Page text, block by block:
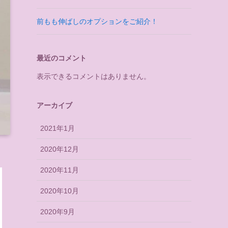
前もも伸ばしのオプションをご紹介！
最近のコメント
表示できるコメントはありません。
アーカイブ
2021年1月
2020年12月
2020年11月
2020年10月
2020年9月